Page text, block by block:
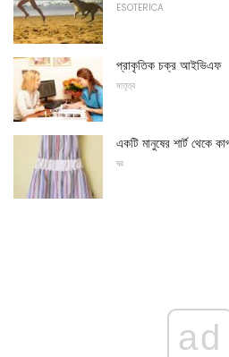
ESOTERICA
প্রাকৃতিক চক্র আইভিএফ
মাতৃত্ব
একটি মানুষের শার্ট থেকে
ঘর
ad